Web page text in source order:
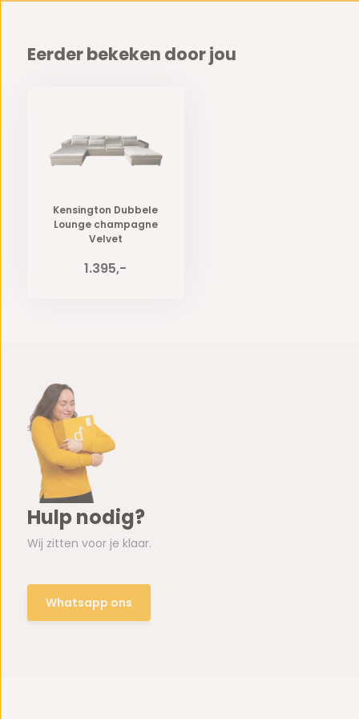
Eerder bekeken door jou
Kensington Dubbele
Lounge champagne
Velvet
1.395,-
Hulp nodig?
Wij zitten voor je klaar.
Whatsapp ons